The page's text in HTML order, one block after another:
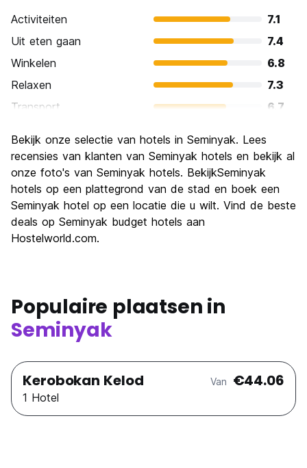
Activiteiten
7.1
Uit eten gaan
7.4
Winkelen
6.8
Relaxen
7.3
Transport
6.7
Cultuur
6.8
Uitgaan
Waarde voor uw geld
7.2
Bekijk onze selectie van hotels in Seminyak. Lees
recensies van klanten van Seminyak hotels en bekijk al
onze foto's van Seminyak hotels. BekijkSeminyak
hotels op een plattegrond van de stad en boek een
Seminyak hotel op een locatie die u wilt. Vind de beste
deals op Seminyak budget hotels aan
Hostelworld.com.
Populaire plaatsen in
Seminyak
Kerobokan Kelod Van €44.06
1 Hotel